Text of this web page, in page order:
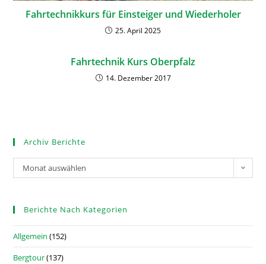
Fahrtechnikkurs für Einsteiger und Wiederholer
25. April 2025
Fahrtechnik Kurs Oberpfalz
14. Dezember 2017
Archiv Berichte
Monat auswählen
Berichte Nach Kategorien
Allgemein (152)
Bergtour(137)